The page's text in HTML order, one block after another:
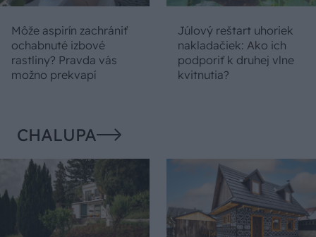
Môže aspirín zachrániť
ochabnuté izbové
rastliny? Pravda vás
možno prekvapí
Júlový reštart uhoriek
nakladačiek: Ako ich
podporiť k druhej vlne
kvitnutia?
CHALUPA